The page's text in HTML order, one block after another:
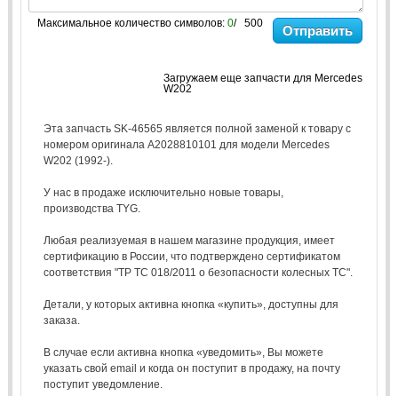
Максимальное количество символов: 0/ 500 Отправить
Загружаем еще запчасти для Mercedes
W202
Эта запчасть SK-46565 является полной заменой к товару с
номером оригинала A2028810101 для модели Mercedes
W202 (1992-).
У нас в продаже исключительно новые товары,
производства TYG.
Любая реализуемая в нашем магазине продукция, имеет
сертификацию в России, что подтверждено сертификатом
соответствия "ТР ТС 018/2011 о безопасности колесных ТС".
Детали, у которых активна кнопка «купить», доступны для
заказа.
В случае если активна кнопка «уведомить», Вы можете
указать свой email и когда он поступит в продажу, на почту
поступит уведомление.